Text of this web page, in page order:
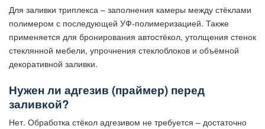
Для заливки триплекса – заполнения камеры между стёклами
полимером с последующей УФ-полимеризацией. Также
применяется для бронирования автостёкол, утолщения стенок
стеклянной мебели, упрочнения стеклоблоков и объёмной
декоративной заливки.
Нужен ли адгезив (праймер) перед
заливкой?
Нет. Обработка стёкол адгезивом не требуется – достаточно